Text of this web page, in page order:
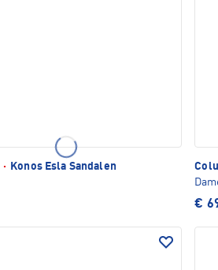
·
Konos Esla Sandalen
€